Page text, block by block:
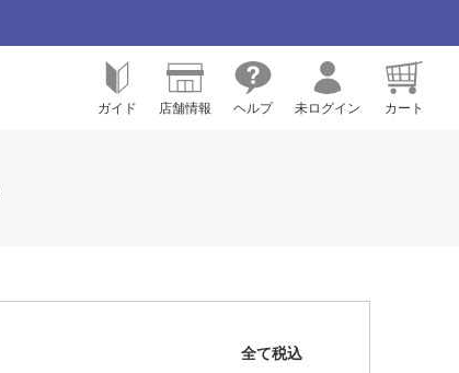
ガイド 店舗情報 ヘルプ 未ログイン カート
全て税込